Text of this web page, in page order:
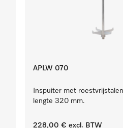
APLW 070
Inspuiter met
lengte 320 mm.
228,00 € excl. BTW